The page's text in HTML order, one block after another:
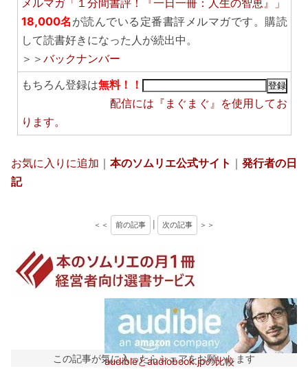
メルマガ「１分間書評！『一日一冊：人生の智恵』」
18,000名 が読んでいる定番書評メルマガです。購読
して読書好きになった人が続出中。
＞＞ バックナンバー
もちろん登録は無料！！
配信には 『まぐまぐ』 を使用してお
ります。
お気に入りに追加 ｜ 本のソムリエ公式サイト ｜ 発行者の日
記
＜＜ 前の記事 次の記事 ＞＞
audibleとaudiobook.jpの比較
この記事が気に入ったらシェアをお願いします